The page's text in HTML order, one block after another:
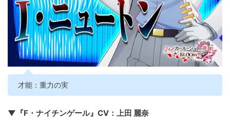
才能：重力の実
▼『F・ナイチンゲール』CV：上田 麗奈